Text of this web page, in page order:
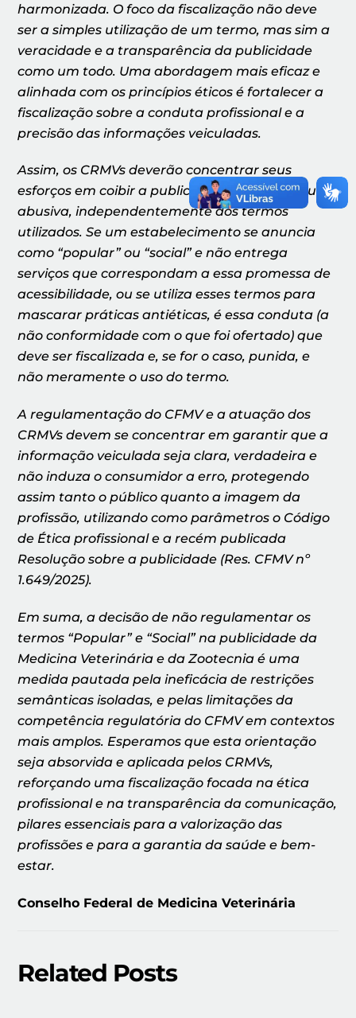
harmonizada. O foco da fiscalização não deve
ser a simples utilização de um termo, mas sim a
veracidade e a transparência da publicidade
como um todo. Uma abordagem mais eficaz e
alinhada com os princípios éticos é fortalecer a
fiscalização sobre a conduta profissional e a
precisão das informações veiculadas.
Assim, os CRMVs deverão concentrar seus
esforços em coibir a publicidade enganosa ou
abusiva, independentemente dos termos
utilizados. Se um estabelecimento se anuncia
como “popular” ou “social” e não entrega
serviços que correspondam a essa promessa de
acessibilidade, ou se utiliza esses termos para
mascarar práticas antiéticas, é essa conduta (a
não conformidade com o que foi ofertado) que
deve ser fiscalizada e, se for o caso, punida, e
não meramente o uso do termo.
A regulamentação do CFMV e a atuação dos
CRMVs devem se concentrar em garantir que a
informação veiculada seja clara, verdadeira e
não induza o consumidor a erro, protegendo
assim tanto o público quanto a imagem da
profissão, utilizando como parâmetros o Código
de Ética profissional e a recém publicada
Resolução sobre a publicidade (Res. CFMV nº
1.649/2025).
Em suma, a decisão de não regulamentar os
termos “Popular” e “Social” na publicidade da
Medicina Veterinária e da Zootecnia é uma
medida pautada pela ineficácia de restrições
semânticas isoladas, e pelas limitações da
competência regulatória do CFMV em contextos
mais amplos. Esperamos que esta orientação
seja absorvida e aplicada pelos CRMVs,
reforçando uma fiscalização focada na ética
profissional e na transparência da comunicação,
pilares essenciais para a valorização das
profissões e para a garantia da saúde e bem-
estar.
Conselho Federal de Medicina Veterinária
Related Posts